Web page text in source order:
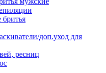
бритья
доп.уход для
ресниц